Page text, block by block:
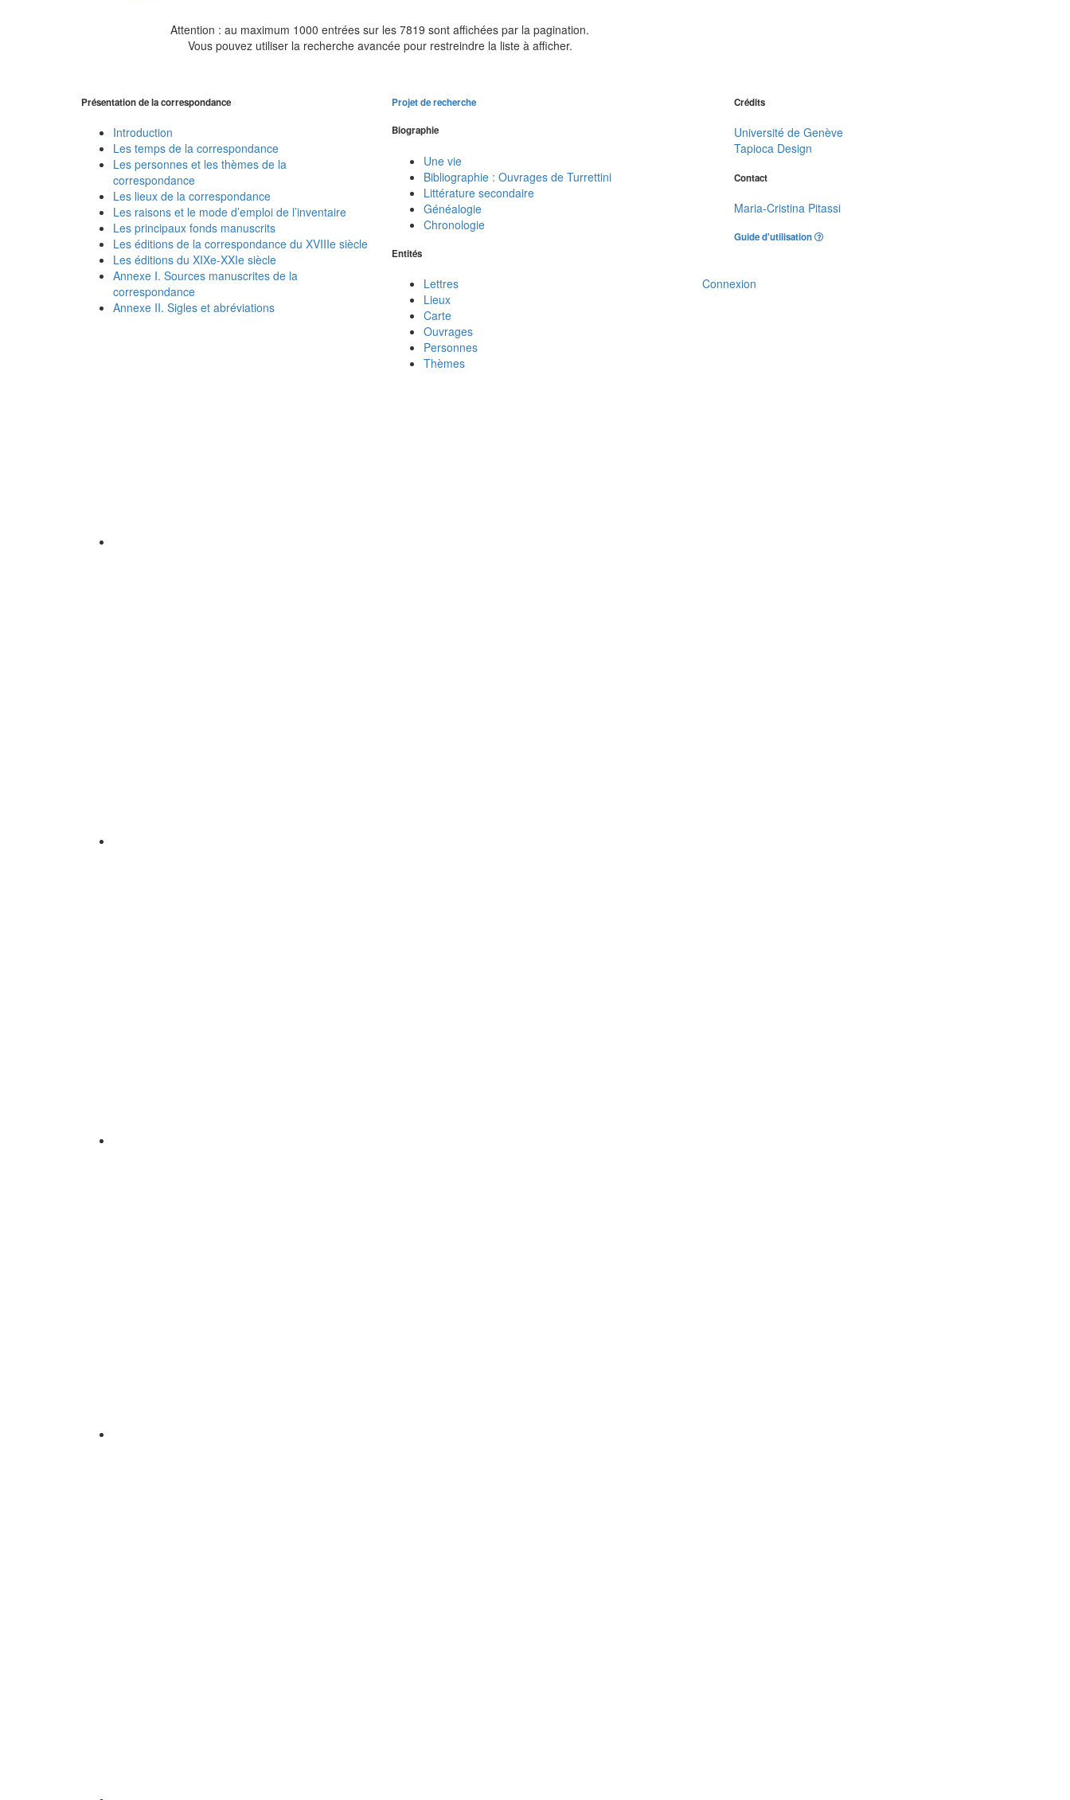
Attention : au maximum 1000 entrées sur les 7819 sont affichées par la pagination.
Vous pouvez utiliser la recherche avancée pour restreindre la liste à afficher.
Présentation de la correspondance
Introduction
Les temps de la correspondance
Les personnes et les thèmes de la
correspondance
Les lieux de la correspondance
Les raisons et le mode d’emploi de l’inventaire
Les principaux fonds manuscrits
Les éditions de la correspondance du XVIIIe siècle
Les éditions du XIXe-XXIe siècle
Annexe I. Sources manuscrites de la
correspondance
Annexe II. Sigles et abréviations
Projet de recherche
Biographie
Une vie
Bibliographie : Ouvrages de Turrettini
Littérature secondaire
Généalogie
Chronologie
Entités
Lettres
Lieux
Carte
Ouvrages
Personnes
Thèmes
Crédits
Université de Genève
Tapioca Design
Contact
Maria-Cristina Pitassi
Guide d'utilisation
Connexion